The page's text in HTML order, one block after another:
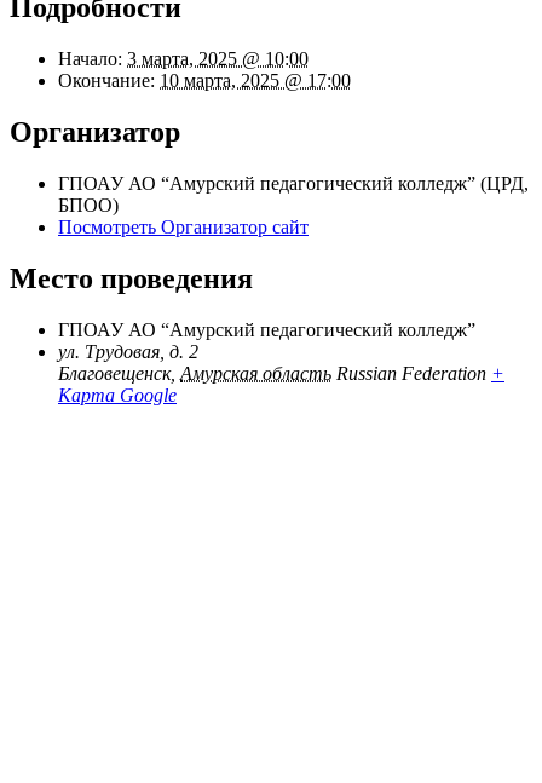
Подробности
Начало: 3 марта, 2025 @ 10:00
Окончание: 10 марта, 2025 @ 17:00
Организатор
ГПОАУ АО “Амурский педагогический колледж” (ЦРД,
БПОО)
Посмотреть Организатор сайт
Место проведения
ГПОАУ АО “Амурский педагогический колледж”
ул. Трудовая, д. 2
Благовещенск, Амурская область Russian Federation +
Карта Google